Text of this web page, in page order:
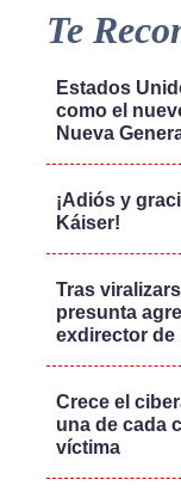
Te
Estados
como el
Nueva
¡Adiós y
Káiser!
Tras
presunta
exdirector de
Crece el
una de cada
víctima